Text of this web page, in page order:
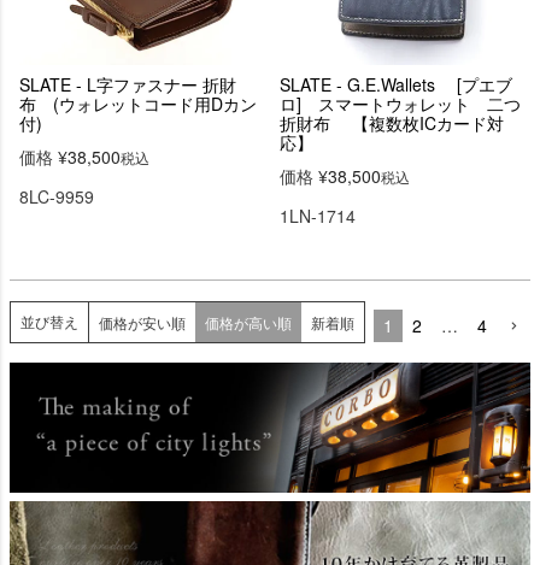
SLATE - L字ファスナー 折財
布 (ウォレットコード用Dカン
付)
価格 ¥38,500税込
8LC-9959
SLATE - G.E.Wallets [プエブ
ロ] スマートウォレット 二つ
折財布 【複数枚ICカード対
応】
価格 ¥38,500税込
1LN-1714
並び替え 価格が安い順 価格が高い順 新着順 1 2 … 4